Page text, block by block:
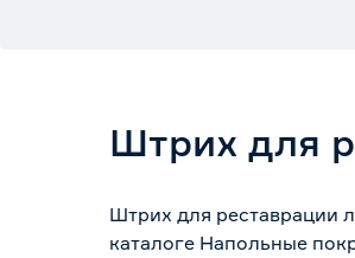
Штрих для
Штрих для реставрации
каталоге Напольные